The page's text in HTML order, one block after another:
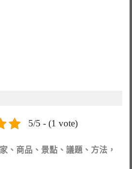
5/5 - (1 vote)
、商品、景點、議題、方法，